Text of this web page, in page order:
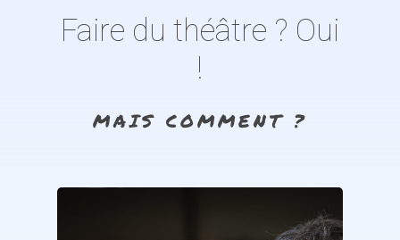
Faire du théâtre ? Oui
!
MAIS COMMENT ?